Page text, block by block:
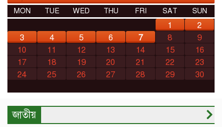
MON TUE WED THU FRI SAT SUN
1
2
3
4 5 6 7 8
9
10
11 12 13 14 15
16
17
18 19 20 21 22
23
24
25 26 27 28 29 30
জাতীয়